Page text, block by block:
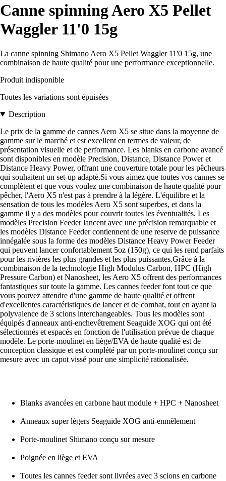
Canne spinning Aero X5 Pellet
Waggler 11'0 15g
La canne spinning Shimano Aero X5 Pellet Waggler 11'0 15g, une
combinaison de haute qualité pour une performance exceptionnelle.
Produit indisponible
Toutes les variations sont épuisées
Description
Le prix de la gamme de cannes Aero X5 se situe dans la moyenne de
gamme sur le marché et est excellent en termes de valeur, de
présentation visuelle et de performance. Les blanks en carbone avancé
sont disponibles en modèle Precision, Distance, Distance Power et
Distance Heavy Power, offrant une couverture totale pour les pêcheurs
qui souhaitent un set-up adapté.Si vous aimez que toutes vos cannes se
complètent et que vous voulez une combinaison de haute qualité pour
pêcher, l'Aero X5 n'est pas à prendre à la légère. L'équilibre et la
sensation de tous les modèles Aero X5 sont superbes, et dans la
gamme il y a des modèles pour couvrir toutes les éventualités. Les
modèles Precision Feeder lancent avec une précision remarquable et
les modèles Distance Feeder contiennent de une reserve de puissance
innégalée sous la forme des modèles Distance Heavy Power Feeder
qui peuvent lancer confortablement 5oz (150g), ce qui les rend parfaits
pour les rivières les plus grandes et les plus puissantes.Grâce à la
combinaison de la technologie High Modulus Carbon, HPC (High
Pressure Carbon) et Nanosheet, les Aero X5 offrent des performances
fantastiques sur toute la gamme. Les cannes feeder font tout ce que
vous pouvez attendre d'une gamme de haute qualité et offrent
d'excellentes caractéristiques de lancer et de combat, tout en ayant la
polyvalence de 3 scions interchangeables. Tous les modèles sont
équipés d'anneaux anti-enchevêtrement Seaguide XOG qui ont été
sélectionnés et espacés en fonction de l'utilisation prévue de chaque
modèle. Le porte-moulinet en liège/EVA de haute qualité est de
conception classique et est complété par un porte-moulinet conçu sur
mesure avec un capot vissé pour une simplicité rationalisée.
Blanks avancées en carbone haut module + HPC + Nanosheet
Anneaux super légers Seaguide XOG anti-enmêlement
Porte-moulinet Shimano conçu sur mesure
Poignée en liège et EVA
Toutes les cannes feeder sont livrées avec 3 scions en carbone